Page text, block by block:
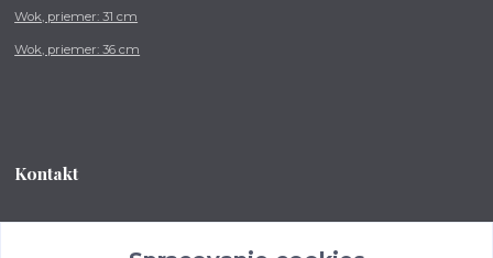
Wok, priemer: 31 cm
Wok, priemer: 36 cm
Kontakt
od 8:00 - do 16:00 hod